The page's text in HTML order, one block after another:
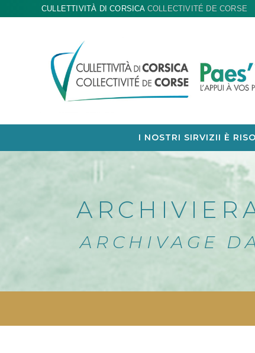
CULLETTIVITÀ DI CORSICA COLLECTIVITÉ DE CORSE
I NOSTRI SIRVIZII È
ARCHIVAGE